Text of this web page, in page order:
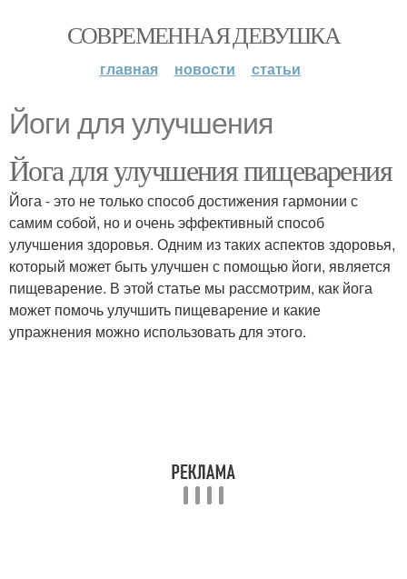
СОВРЕМЕННАЯ ДЕВУШКА
главная новости статьи
Йоги для улучшения
Йога для улучшения пищеварения
Йога - это не только способ достижения гармонии с
самим собой, но и очень эффективный способ
улучшения здоровья. Одним из таких аспектов здоровья,
который может быть улучшен с помощью йоги, является
пищеварение. В этой статье мы рассмотрим, как йога
может помочь улучшить пищеварение и какие
упражнения можно использовать для этого.